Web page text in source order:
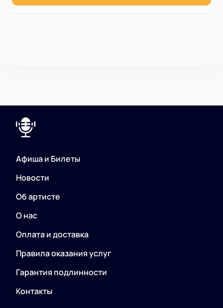
Афиша и Билеты
Новости
Об артисте
О нас
Оплата и доставка
Правила оказания услуг
Гарантия подлинности
Контакты